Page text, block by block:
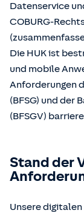
Datenservice
COBURG-
Die HUK ist
und mobile
Anforderungen
(BFSG) und der
(BFSGV)
Stand der
Unsere